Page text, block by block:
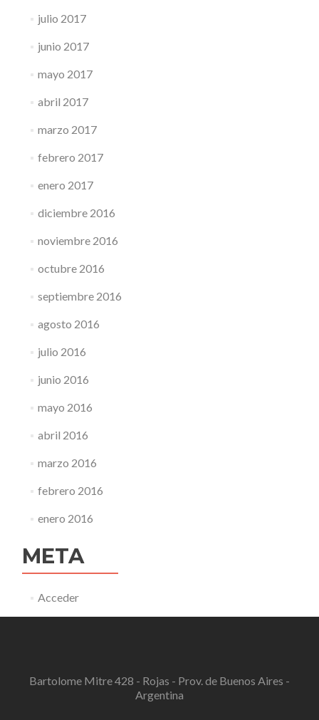
julio 2017
junio 2017
mayo 2017
abril 2017
marzo 2017
febrero 2017
enero 2017
diciembre 2016
noviembre 2016
octubre 2016
septiembre 2016
agosto 2016
julio 2016
junio 2016
mayo 2016
abril 2016
marzo 2016
febrero 2016
enero 2016
META
Acceder
Bartolome Mitre 428 - Rojas - Prov. de Buenos Aires -
Argentina